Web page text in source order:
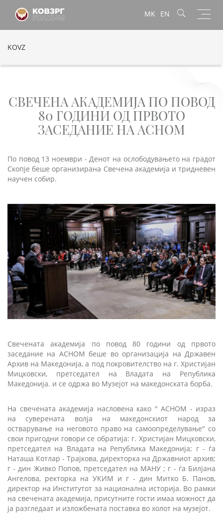
MK EN
KOVZ
СВЕЧЕНА АКАДЕМИЈА ПО ПОВОД
80 ГОДИНИ ОД ПРВОТО
ЗАСЕДАНИЕ НА АСНОМ
По повод 13 ноември - Денот на ослободувањето на градот
Скопје беше организирана Свечена академија и тридневен
научен собир.
Свечената академија по повод 80 години од првото
заседание на АСНОМ беше во организација на Државен
Архив на Македонија, а под покровителство на г. Христијан
Мицковски, претседател на Владата на Република
Македонија. и се одржа во Музејот на македонската борба.
На свечената академија насловена како " АСНОМ - израз
на суверената волја на македонскиот народ за
остварување на неговото право на самоопределување" со
свои пригодни говори се обратија: г. Христијан Мицковски,
претседател на Владата на Република Македонија; г - ѓа
Наташа Котлар - Трајкова, директорка на Државниот архив;
г - дин Живко Попов, претседател на МАНУ ; г - ѓа Билјана
Ангелова, ректорка на УКИМ и г - дин Митко Б. Панов,
директор на Институтот за национална историја. Во рамки
на свечената академија, присутните гости имаа можност да
ја разгледаат и изложбената поставка во холот на музејот.